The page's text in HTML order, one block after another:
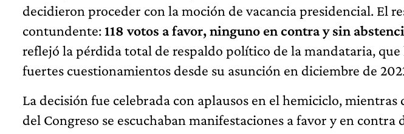
decidieron proceder con la moción de vacancia presidencial. El
contundente:118 votos a favor, ninguno en contra y sin
reflejó la pérdida total de respaldo político de la mandataria,
fuertes cuestionamientos desde su asunción en diciembre de
La decisión fue celebrada con aplausos en el hemiciclo, mientras
del Congreso se escuchaban manifestaciones a favor y en contra